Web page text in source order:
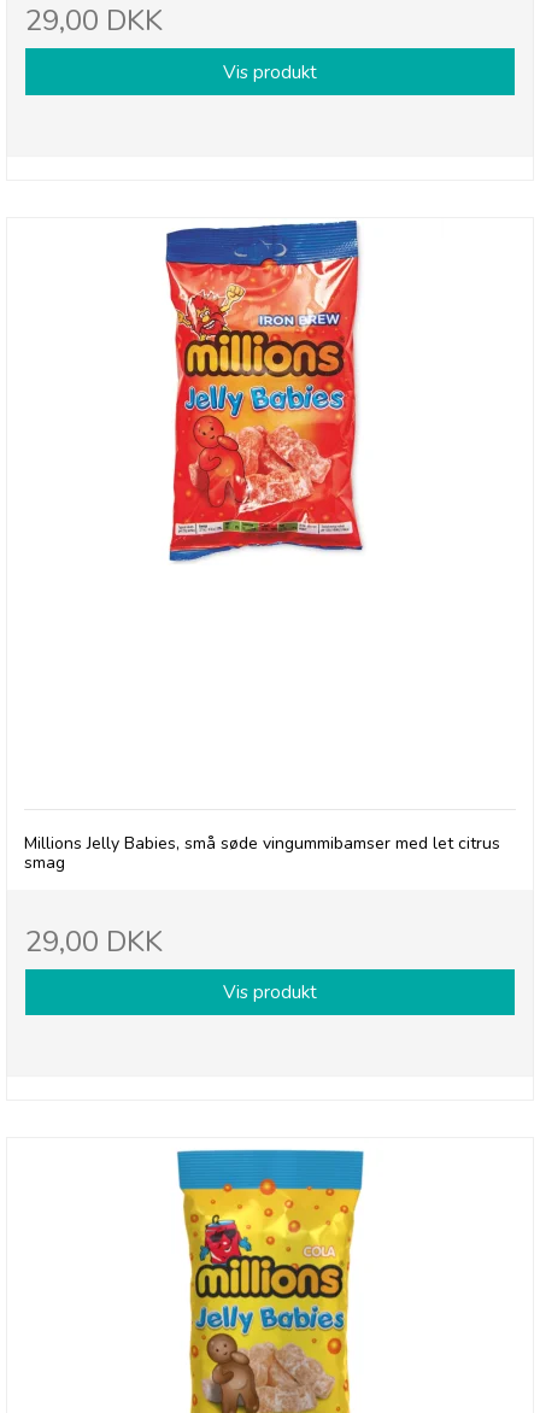
29,00 DKK
Vis produkt
Millions Jelly Babies, små søde vingummibamser med let citrus
smag
29,00 DKK
Vis produkt